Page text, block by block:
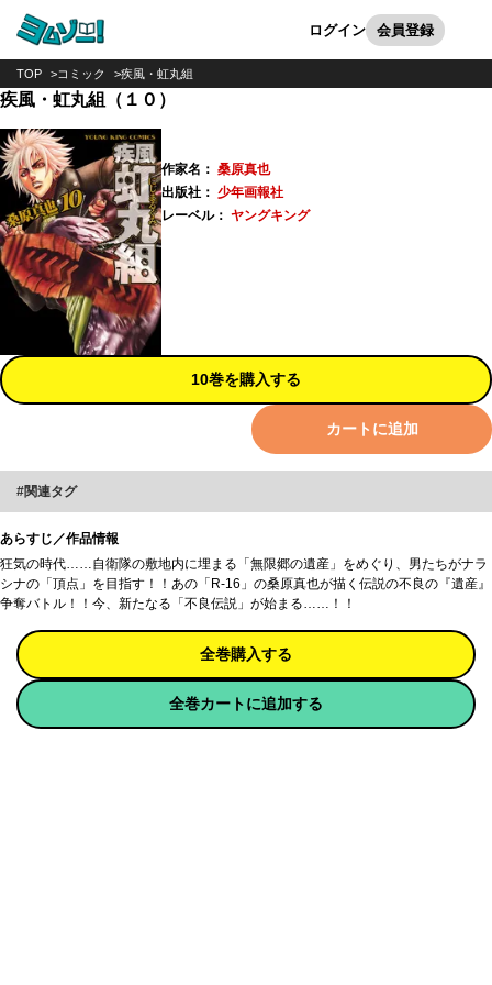
ログイン 会員登録カート
TOP コミック 疾風・虹丸組
疾風・虹丸組（１０）
作家名： 桑原真也
出版社： 少年画報社
レーベル： ヤングキング
10巻を購入する
カートに追加
関連タグ
あらすじ／作品情報
狂気の時代……自衛隊の敷地内に埋まる「無限郷の遺産」をめぐり、男たちがナラ
シナの「頂点」を目指す！！あの「R-16」の桑原真也が描く伝説の不良の『遺産』
争奪バトル！！今、新たなる「不良伝説」が始まる……！！
全巻購入する
全巻カートに追加する